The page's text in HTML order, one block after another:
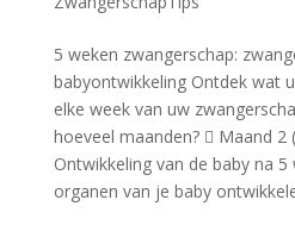
5 weken zwangerschap:
babyontwikkeling Ontdek wat
elke week van uw
hoeveel maanden?  Maand 2
Ontwikkeling van de baby na
organen van je baby